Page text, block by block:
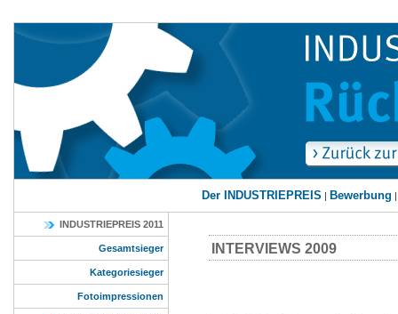
Der INDUSTRIEPREIS | Bewerbung
INDUSTRIEPREIS 2011
Gesamtsieger
Kategoriesieger
Fotoimpressionen
INTERVIEWS 2009